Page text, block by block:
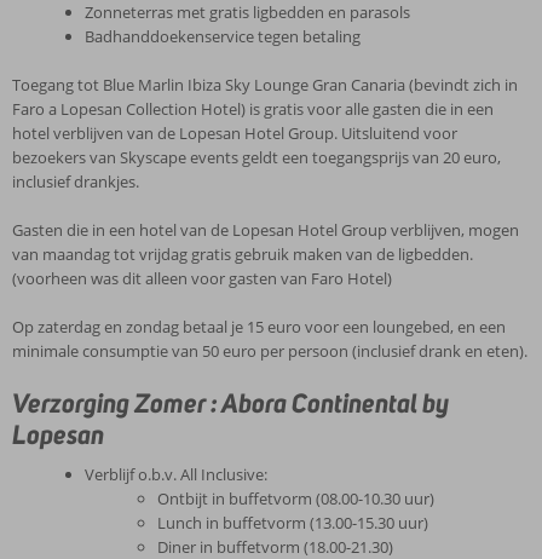
Zonneterras met gratis ligbedden en parasols
Badhanddoekenservice tegen betaling
Toegang tot Blue Marlin Ibiza Sky Lounge Gran Canaria (bevindt zich in
Faro a Lopesan Collection Hotel) is gratis voor alle gasten die in een
hotel verblijven van de Lopesan Hotel Group. Uitsluitend voor
bezoekers van Skyscape events geldt een toegangsprijs van 20 euro,
inclusief drankjes.
Gasten die in een hotel van de Lopesan Hotel Group verblijven, mogen
van maandag tot vrijdag gratis gebruik maken van de ligbedden.
(voorheen was dit alleen voor gasten van Faro Hotel)
Op zaterdag en zondag betaal je 15 euro voor een loungebed, en een
minimale consumptie van 50 euro per persoon (inclusief drank en eten).
Verzorging Zomer : Abora Continental by
Lopesan
Verblijf o.b.v. All Inclusive:
Ontbijt in buffetvorm (08.00-10.30 uur)
Lunch in buffetvorm (13.00-15.30 uur)
Diner in buffetvorm (18.00-21.30)